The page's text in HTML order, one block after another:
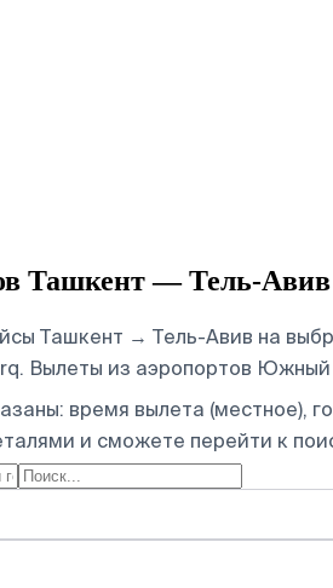
Ташкент — Тель-Авив
Ташкент → Тель-Авив на
Вылеты из аэропортов Южный
время вылета (местное),
и сможете перейти к